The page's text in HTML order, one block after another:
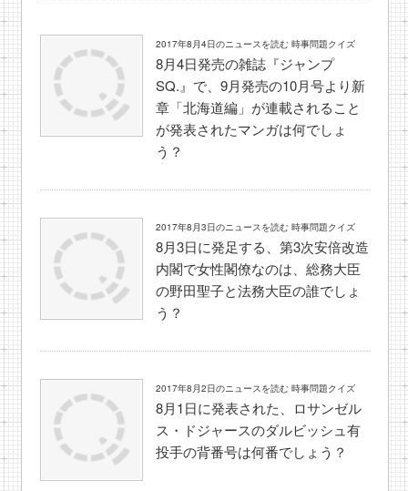
2017年8月4日のニュースを読む 時事問題クイズ
8月4日発売の雑誌『ジャンプ
SQ.』で、9月発売の10月号より新
章「北海道編」が連載されること
が発表されたマンガは何でしょ
う？
2017年8月3日のニュースを読む 時事問題クイズ
8月3日に発足する、第3次安倍改造
内閣で女性閣僚なのは、総務大臣
の野田聖子と法務大臣の誰でしょ
う？
2017年8月2日のニュースを読む 時事問題クイズ
8月1日に発表された、ロサンゼル
ス・ドジャースのダルビッシュ有
投手の背番号は何番でしょう？